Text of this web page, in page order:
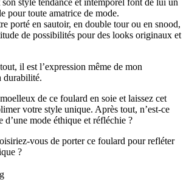
son style tendance et intemporel font de lui un
pour toute amatrice de mode.
porté en sautoir, en double tour ou en snood,
de possibilités pour des looks originaux et
il est l’expression même de mon
durabilité.
de ce foulard en soie et laissez cet
votre style unique. Après tout, n’est-ce
d’une mode éthique et réfléchie ?
vous de porter ce foulard pour refléter
?